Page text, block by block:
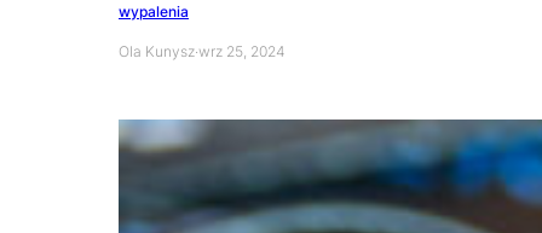
wypalenia
Ola Kunysz·wrz 25, 2024